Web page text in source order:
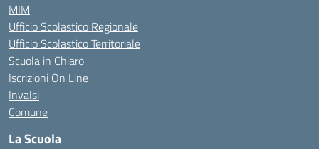
MIM
Ufficio Scolastico Regionale
Ufficio Scolastico Territoriale
Scuola in Chiaro
Iscrizioni On Line
Invalsi
Comune
La Scuola